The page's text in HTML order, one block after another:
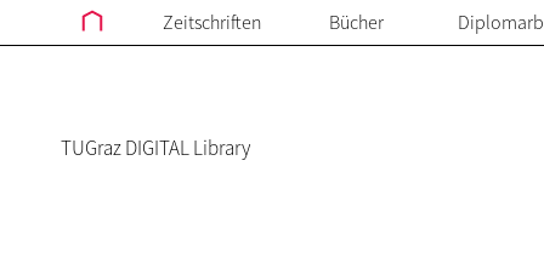
Zeitschriften Bücher
TUGraz DIGITAL Library